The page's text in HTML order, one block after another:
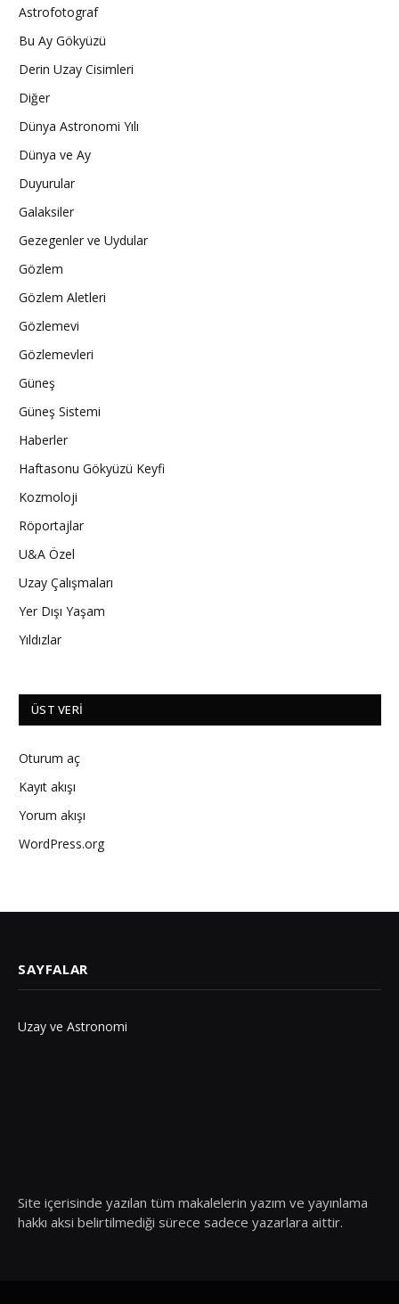
Astrofotograf
Bu Ay Gökyüzü
Derin Uzay Cisimleri
Diğer
Dünya Astronomi Yılı
Dünya ve Ay
Duyurular
Galaksiler
Gezegenler ve Uydular
Gözlem
Gözlem Aletleri
Gözlemevi
Gözlemevleri
Güneş
Güneş Sistemi
Haberler
Haftasonu Gökyüzü Keyfi
Kozmoloji
Röportajlar
U&A Özel
Uzay Çalışmaları
Yer Dışı Yaşam
Yıldızlar
ÜST VERI
Oturum aç
Kayıt akışı
Yorum akışı
WordPress.org
SAYFALAR
Uzay ve Astronomi
Site içerisinde yazılan tüm makalelerin yazım ve yayınlama
hakkı aksi belirtilmediği sürece sadece yazarlara aittir.